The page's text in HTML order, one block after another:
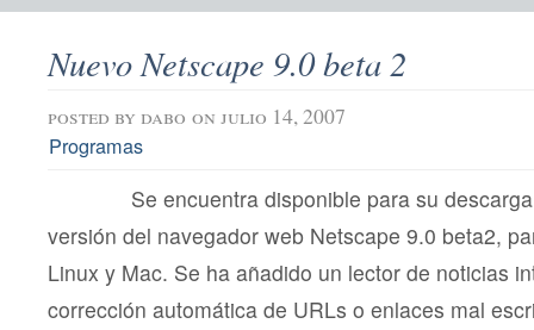
Nuevo Netscape 9.0 beta 2
posted by dabo on julio 14, 2007
Programas
Se encuentra disponible para su
versión del navegador web Netscape 9.0 beta2,
Linux y Mac. Se ha añadido un lector de noticias
corrección automática de URLs o enlaces mal